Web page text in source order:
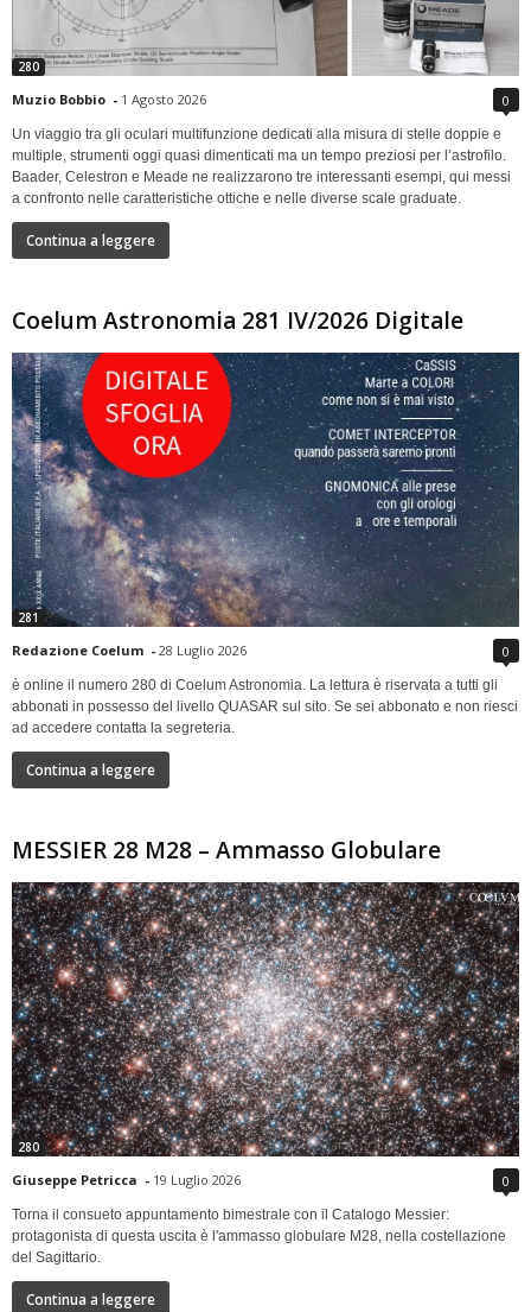
280
Muzio Bobbio - 1 Agosto 2026 0
Un viaggio tra gli oculari multifunzione dedicati alla misura di stelle doppie e
multiple, strumenti oggi quasi dimenticati ma un tempo preziosi per l’astrofilo.
Baader, Celestron e Meade ne realizzarono tre interessanti esempi, qui messi
a confronto nelle caratteristiche ottiche e nelle diverse scale graduate.
Continua a leggere
Coelum Astronomia 281 IV/2026 Digitale
281
Redazione Coelum - 28 Luglio 2026 0
è online il numero 280 di Coelum Astronomia. La lettura è riservata a tutti gli
abbonati in possesso del livello QUASAR sul sito. Se sei abbonato e non riesci
ad accedere contatta la segreteria.
Continua a leggere
MESSIER 28 M28 – Ammasso Globulare
280
Giuseppe Petricca - 19 Luglio 2026 0
Torna il consueto appuntamento bimestrale con il Catalogo Messier:
protagonista di questa uscita è l'ammasso globulare M28, nella costellazione
del Sagittario.
Continua a leggere